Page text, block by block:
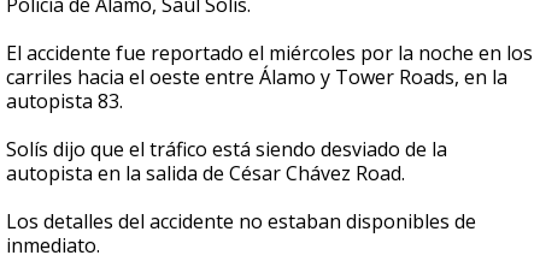
El accidente fue reportado el miércoles por la noche en los
carriles hacia el oeste entre Álamo y Tower Roads, en la
autopista 83.
Solís dijo que el tráfico está siendo desviado de la
autopista en la salida de César Chávez Road.
Los detalles del accidente no estaban disponibles de
inmediato.